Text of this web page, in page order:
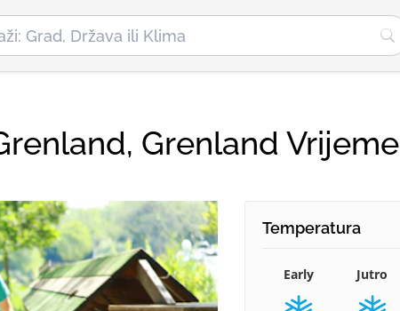
Grenland Vrijeme
Temperatura
Early Jutro